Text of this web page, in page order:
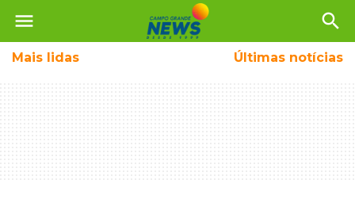
menu search
Mais lidas Últimas notícias